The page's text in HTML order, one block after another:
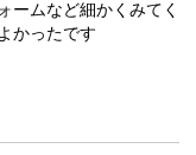
ームなど細かくみてく
かったです